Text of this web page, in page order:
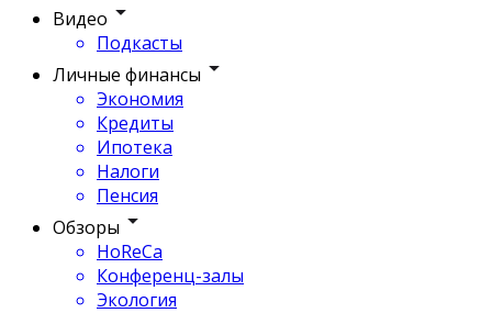
Видео
Подкасты
Личные финансы
Экономия
Кредиты
Ипотека
Налоги
Пенсия
Обзоры
HoReCa
Конференц-залы
Экология